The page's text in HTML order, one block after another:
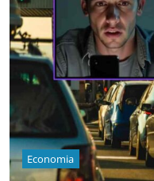
Economia